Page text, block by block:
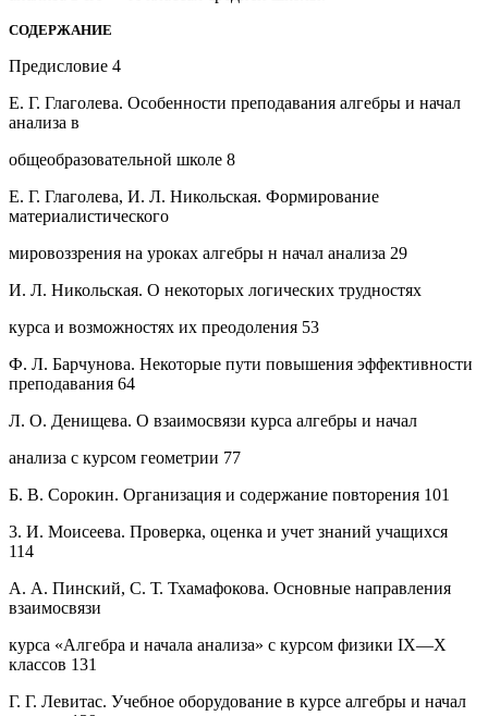
СОДЕРЖАНИЕ
Предисловие 4
Е. Г. Глаголева. Особенности преподавания алгебры и начал
анализа в
общеобразовательной школе 8
Е. Г. Глаголева, И. Л. Никольская. Формирование
материалистического
мировоззрения на уроках алгебры н начал анализа 29
И. Л. Никольская. О некоторых логических трудностях
курса и возможностях их преодоления 53
Ф. Л. Барчунова. Некоторые пути повышения эффективности
преподавания 64
Л. О. Денищева. О взаимосвязи курса алгебры и начал
анализа с курсом геометрии 77
Б. В. Сорокин. Организация и содержание повторения 101
3. И. Моисеева. Проверка, оценка и учет знаний учащихся
114
А. А. Пинский, С. Т. Тхамафокова. Основные направления
взаимосвязи
курса «Алгебра и начала анализа» с курсом физики IX—X
классов 131
Г. Г. Левитас. Учебное оборудование в курсе алгебры и начал